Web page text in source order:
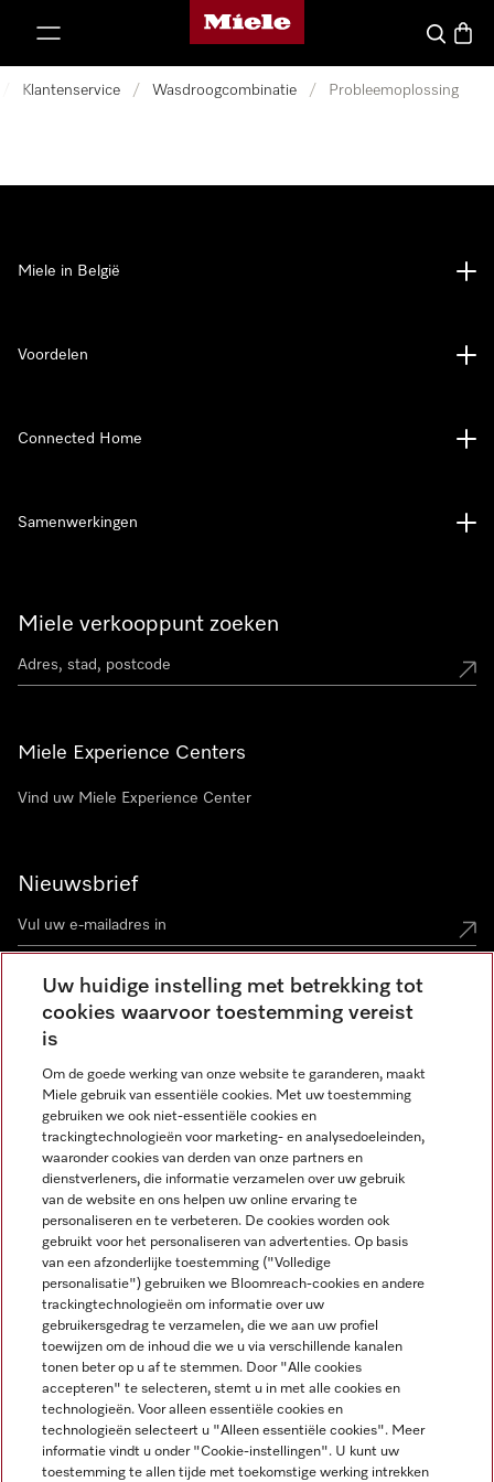
Miele homepage
Wat zoek
Klantenservice / Wasdroogcombinatie / Probleemoplossing
Miele verkooppunt zoeken
Miele Experience Centers
Vind uw Miele Experience Center
Nieuwsbrief
Contact contact@miele-support.be
Taal
NEDERLANDS
Miele in België
Voordelen
Connected Home
Samenwerkingen
Wettelijke Informatie
Algemene voorwaarden
Privacybeleid
Miele op Facebook
Miele op Youtube
Miele op Instagram
Miele op Pinterest
Uw huidige instelling met betrekking tot
cookies waarvoor toestemming vereist
is
Om de goede werking van onze website te garanderen, maakt
Miele gebruik van essentiële cookies. Met uw toestemming
gebruiken we ook niet-essentiële cookies en
trackingtechnologieën voor marketing- en analysedoeleinden,
waaronder cookies van derden van onze partners en
dienstverleners, die informatie verzamelen over uw gebruik
van de website en ons helpen uw online ervaring te
personaliseren en te verbeteren. De cookies worden ook
gebruikt voor het personaliseren van advertenties. Op basis
van een afzonderlijke toestemming ("Volledige
personalisatie") gebruiken we Bloomreach-cookies en andere
trackingtechnologieën om informatie over uw
gebruikersgedrag te verzamelen, die we aan uw profiel
toewijzen om de inhoud die we u via verschillende kanalen
tonen beter op u af te stemmen. Door "Alle cookies
accepteren" te selecteren, stemt u in met alle cookies en
technologieën. Voor alleen essentiële cookies en
technologieën selecteert u "Alleen essentiële cookies". Meer
informatie vindt u onder "Cookie-instellingen". U kunt uw
toestemming te allen tijde met toekomstige werking intrekken